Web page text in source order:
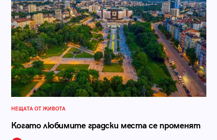
НЕЩАТА ОТ ЖИВОТА
Когато любимите градски места се променят